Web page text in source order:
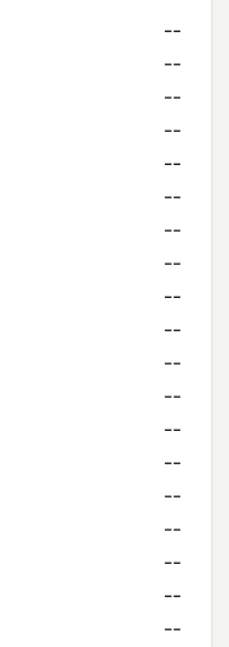
--
--
--
--
--
--
--
--
--
--
--
--
--
--
--
--
--
--
--